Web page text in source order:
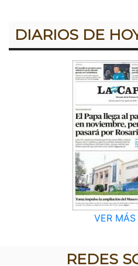
DIARIOS DE
VER MÁS
REDES